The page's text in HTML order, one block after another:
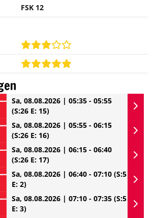
FSK 12
Sa, 08.08.2026 | 05:35 - 05:55
(S:26 E: 15)
Sa, 08.08.2026 | 05:55 - 06:15
(S:26 E: 16)
Sa, 08.08.2026 | 06:15 - 06:40
(S:26 E: 17)
Sa, 08.08.2026 | 06:40 - 07:10 (S:5
E: 2)
Sa, 08.08.2026 | 07:10 - 07:35 (S:5
E: 3)